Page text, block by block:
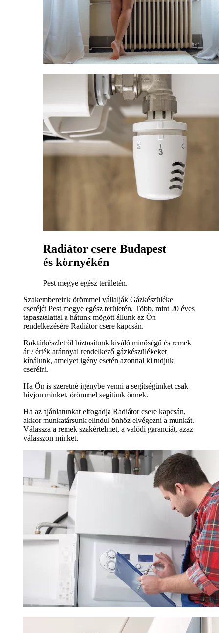
Radiátor csere Budapest
és környékén
Pest megye egész területén.
Szakembereink örömmel vállalják Gázkészüléke
cseréjét Pest megye egész területén. Több, mint 20 éves
tapasztalattal a hátunk mögött állunk az Ön
rendelkezésére Radiátor csere kapcsán.
Raktárkészletről biztosítunk kiváló minőségű és remek
ár / érték aránnyal rendelkező gázkészülékeket
kínálunk, amelyet igény esetén azonnal ki tudjuk
cserélni.
Ha Ön is szeretné igénybe venni a segítségünket csak
hívjon minket, örömmel segítünk önnek.
Ha az ajánlatunkat elfogadja Radiátor csere kapcsán,
akkor munkatársunk elindul önhöz elvégezni a munkát.
Válassza a remek szakértelmet, a valódi garanciát, azaz
válasszon minket.